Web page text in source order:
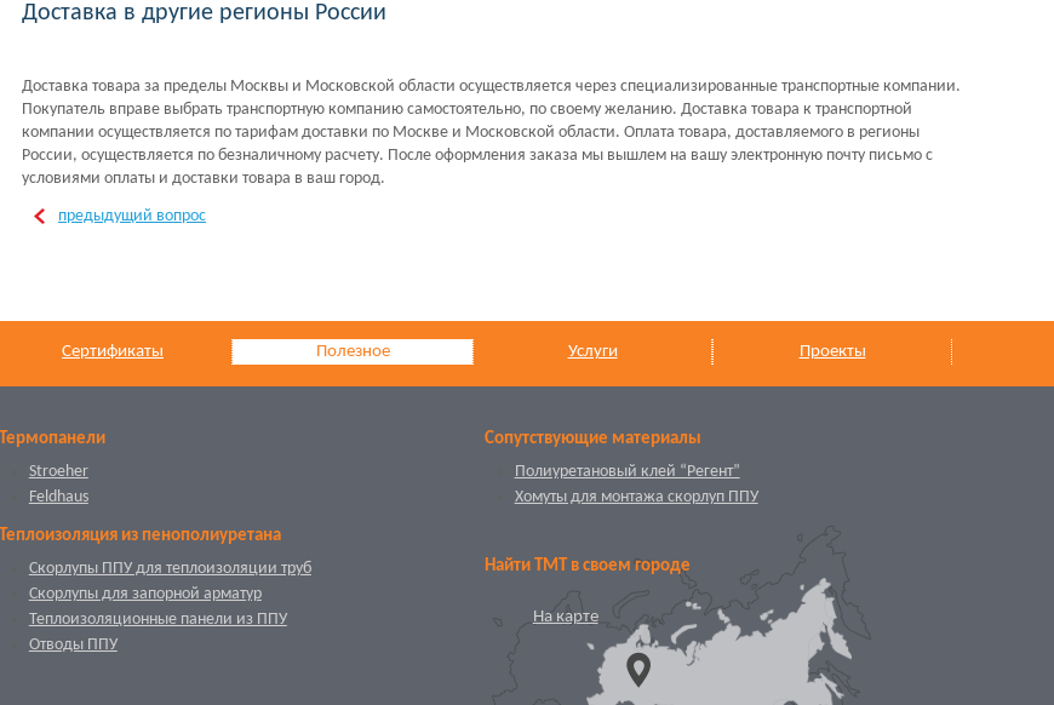
Доставка в другие регионы России
Доставка товара за пределы Москвы и Московской области осуществляется через специализированные транспортные компании.
Покупатель вправе выбрать транспортную компанию самостоятельно, по своему желанию. Доставка товара к транспортной
компании осуществляется по тарифам доставки по Москве и Московской области. Оплата товара, доставляемого в регионы
России, осуществляется по безналичному расчету. После оформления заказа мы вышлем на вашу электронную почту письмо с
условиями оплаты и доставки товара в ваш город.
предыдущий вопрос
Сертификаты Полезное Услуги Проекты
Термопанели
Stroeher
Feldhaus
Теплоизоляция из пенополиуретана
Скорлупы ППУ для теплоизоляции труб
Скорлупы для запорной арматур
Теплоизоляционные панели из ППУ
Отводы ППУ
Сопутствующие материалы
Полиуретановый клей “Регент”
Хомуты для монтажа скорлуп ППУ
Найти ТМТ в своем городе
На карте